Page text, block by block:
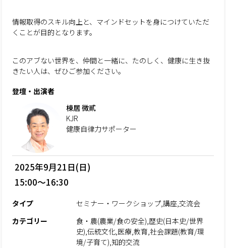
情報取得のスキル向上と、マインドセットを身につけていただ
くことが目的となります。
このアブない世界を、仲間と一緒に、たのしく、健康に生き抜
きたい人は、ぜひご参加ください。
登壇・出演者
棟居 微貳
KJR
健康自律力サポーター
2025年9月21日(日)
15:00～16:30
タイプ
セミナー・ワークショップ,講座,交流会
カテゴリー
食・農(農業/食の安全),歴史(日本史/世界
史),伝統文化,医療,教育,社会課題(教育/環
境/子育て),知的交流